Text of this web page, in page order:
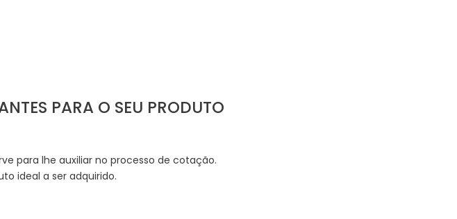
PARA O SEU PRODUTO
para lhe auxiliar no processo de cotação.
ideal a ser adquirido.